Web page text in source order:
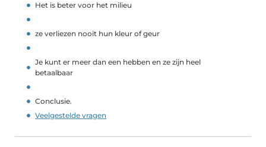
Het is beter voor het milieu
ze verliezen nooit hun kleur of geur
Je kunt er meer dan een hebben en ze zijn heel
betaalbaar
Conclusie.
Veelgestelde vragen